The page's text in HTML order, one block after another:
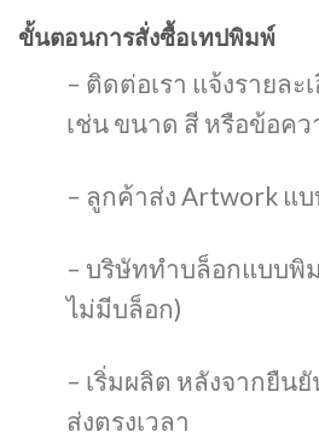
ขั้นตอนการสั่งซื้อเทปพิมพ์
– ติดต่อเรา แจ้งรายล
เช่น ขนาด สี หรือข้อคว
– ลูกค้าส่ง Artwork แ
– บริษัททำบล็อกแบบพิ
ไม่มีบล็อก)
– เริ่มผลิต หลังจากยืน
ส่งตรงเวลา